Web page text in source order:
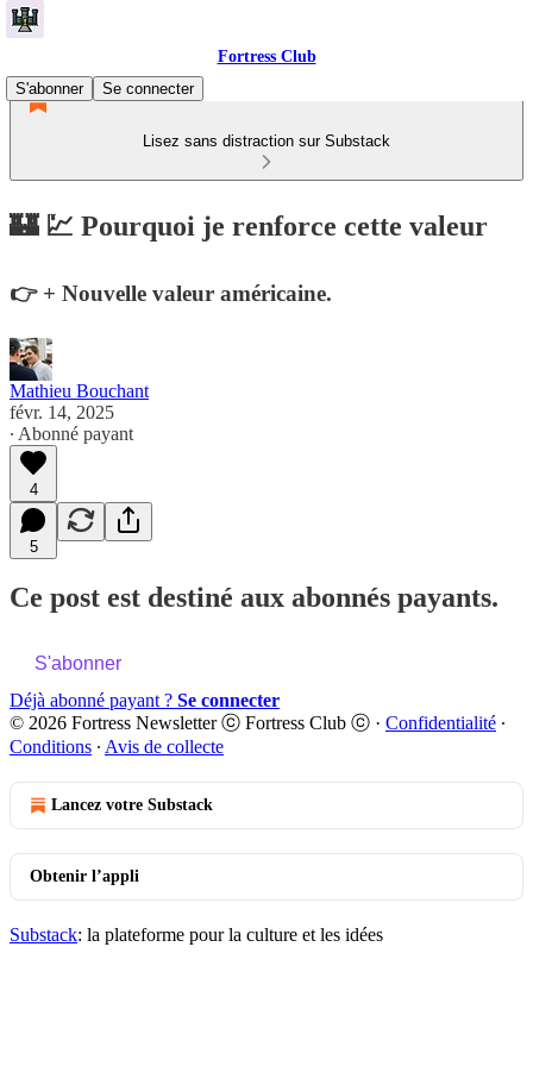
Fortress Club
S'abonner
Se connecter
Lisez sans distraction sur Substack
🏰 💹 Pourquoi je renforce cette valeur
👉 + Nouvelle valeur américaine.
Mathieu Bouchant
févr. 14, 2025
∙ Abonné payant
4
5
Ce post est destiné aux abonnés payants.
S'abonner
Déjà abonné payant ? Se connecter
© 2026 Fortress Newsletter ⓒ Fortress Club ⓒ · Confidentialité ∙
Conditions ∙ Avis de collecte
Lancez votre Substack
Obtenir l’appli
Substack: la plateforme pour la culture et les idées